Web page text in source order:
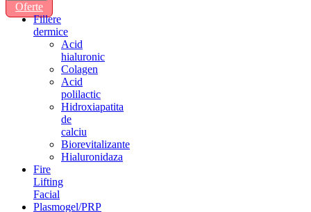
Oferte
Fillere
dermice
Acid
hialuronic
Colagen
Acid
polilactic
Hidroxiapatita
de
calciu
Biorevitalizante
Hialuronidaza
Fire
Lifting
Facial
Plasmogel/PRP